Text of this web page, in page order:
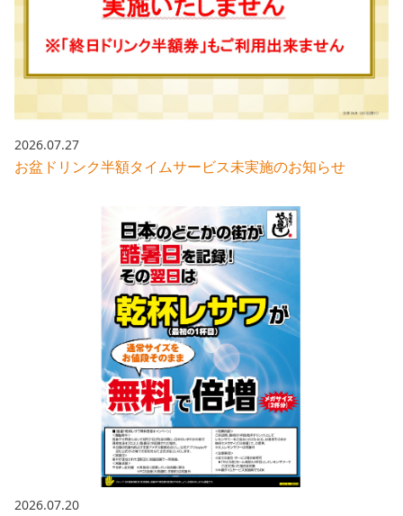
株主通信
株主総会関連資料
適時開示資料
電子公告
FAQ
IRお問い合わせ
2026.07.27
お盆ドリンク半額タイムサービス未実施のお知らせ
2026.07.20